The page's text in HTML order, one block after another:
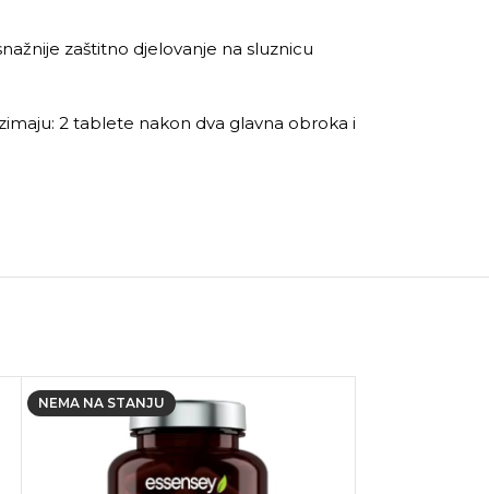
zaštitno djelovanje na sluznicu
2 tablete nakon dva glavna obroka i
NEMA NA STANJU